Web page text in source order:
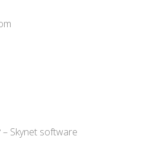
Skynet software